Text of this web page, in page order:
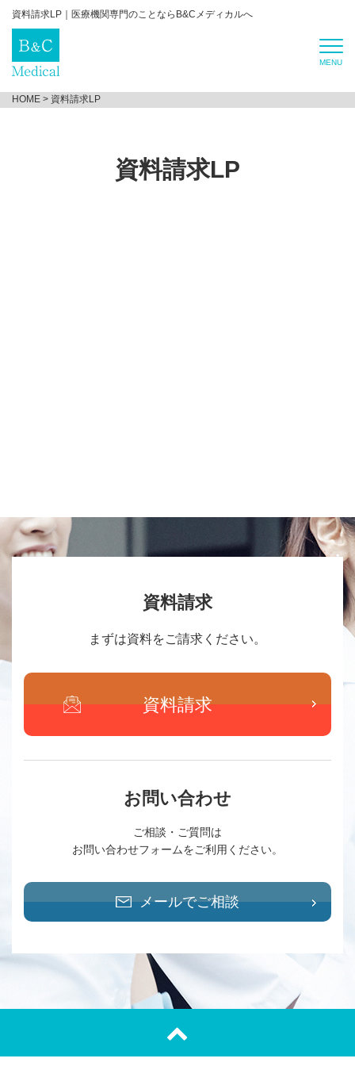
資料請求LP｜医療機関専門のことならB&Cメディカルへ
HOME > 資料請求LP
資料請求LP
資料請求
まずは資料をご請求ください。
資料請求
お問い合わせ
ご相談・ご質問は
お問い合わせフォームをご利用ください。
メールでご相談